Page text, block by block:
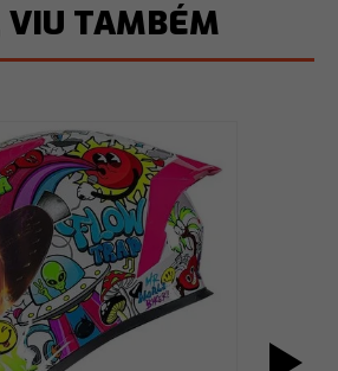
VIU TAMBÉM